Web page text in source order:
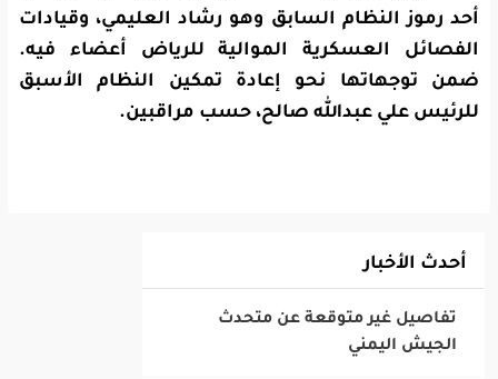
أحد رموز النظام السابق وهو رشاد العليمي، وقيادات
الفصائل العسكرية الموالية للرياض أعضاء فيه.
ضمن توجهاتها نحو إعادة تمكين النظام الأسبق
للرئيس علي عبدالله صالح، حسب مراقبين.
أحدث الأخبار
‎تفاصيل غير متوقعة عن متحدث
الجيش اليمني